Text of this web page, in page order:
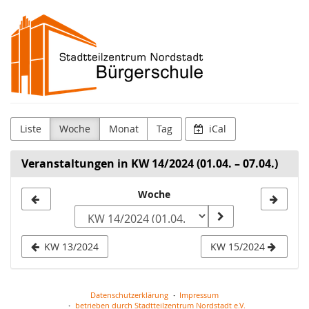
Zum
Haupt-
Inhalt
Stadtteilzentrum
Nordstadt
|
Bürgerschule
Liste Woche Monat Tag iCal
Veranstaltungen in KW 14/2024 (01.04. – 07.04.)
zur
Anzeige
auswählen
Woche
KW 13/2024 KW 15/2024
Datenschutzerklärung
Impressum
betrieben durch Stadtteilzentrum Nordstadt e.V.